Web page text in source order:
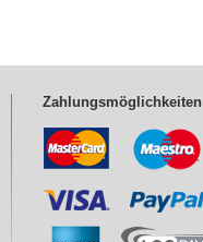
Zahlungsmöglichkeiten